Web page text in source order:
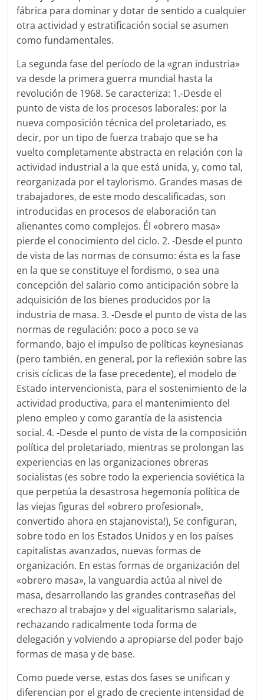
fábrica para dominar y dotar de sentido a cualquier
otra actividad y estratificación social se asumen
como fundamentales.
La segunda fase del período de la «gran industria»
va desde la primera guerra mundial hasta la
revolución de 1968. Se caracteriza: 1.-Desde el
punto de vista de los procesos laborales: por la
nueva composición técnica del proletariado, es
decir, por un tipo de fuerza trabajo que se ha
vuelto completamente abstracta en relación con la
actividad industrial a la que está unida, y, como tal,
reorganizada por el taylorismo. Grandes masas de
trabajadores, de este modo descalificadas, son
introducidas en procesos de elaboración tan
alienantes como complejos. Él «obrero masa»
pierde el conocimiento del ciclo. 2. -Desde el punto
de vista de las normas de consumo: ésta es la fase
en la que se constituye el fordismo, o sea una
concepción del salario como anticipación sobre la
adquisición de los bienes producidos por la
industria de masa. 3. -Desde el punto de vista de las
normas de regulación: poco a poco se va
formando, bajo el impulso de políticas keynesianas
(pero también, en general, por la reflexión sobre las
crisis cíclicas de la fase precedente), el modelo de
Estado intervencionista, para el sostenimiento de la
actividad productiva, para el mantenimiento del
pleno empleo y como garantía de la asistencia
social. 4. -Desde el punto de vista de la composición
política del proletariado, mientras se prolongan las
experiencias en las organizaciones obreras
socialistas (es sobre todo la experiencia soviética la
que perpetúa la desastrosa hegemonía política de
las viejas figuras del «obrero profesional»,
convertido ahora en stajanovista!), Se configuran,
sobre todo en los Estados Unidos y en los países
capitalistas avanzados, nuevas formas de
organización. En estas formas de organización del
«obrero masa», la vanguardia actúa al nivel de
masa, desarrollando las grandes contraseñas del
«rechazo al trabajo» y del «igualitarismo salarial»,
rechazando radicalmente toda forma de
delegación y volviendo a apropiarse del poder bajo
formas de masa y de base.
Como puede verse, estas dos fases se unifican y
diferencian por el grado de creciente intensidad de